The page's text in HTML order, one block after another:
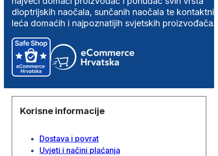
dioptrijskih naočala, sunčanih naočala te
leća domaćih i najpoznatijih svjetskih proizvođača.
Korisne informacije
Dostava i povrat
Uvjeti i načini plaćanja